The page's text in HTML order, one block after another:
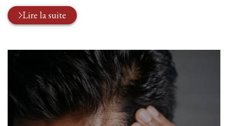
Lire la suite